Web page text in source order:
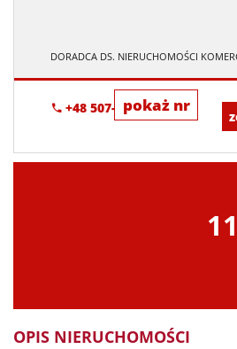
DORADCA DS. NIERUCHOMOŚCI
pokaż nr
+48 507-894-500
OPIS NIERUCHOMOŚCI